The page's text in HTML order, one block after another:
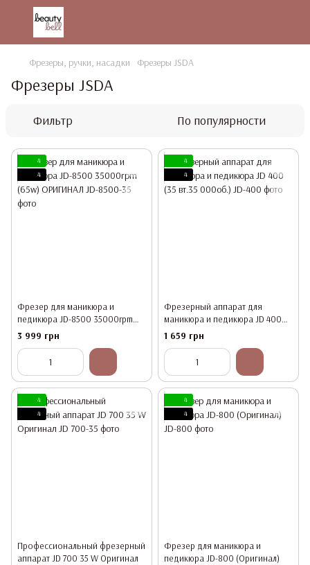
Фрезеры, ручки, насадки Фрезеры JSDA
Фрезеры JSDA
Фильтр По популярности
4
4
Фрезер для маникюра и
педикюра JD-8500 35000rpm
(65w) ОРИГИНАЛ
3 999 грн
4
4
Фрезерный аппарат для
маникюра и педикюра JD 400
(35 вт.35 000об.)
1 659 грн
4
4
Профессиональный фрезерный
аппарат JD 700 35 W Оригинал
4
4
Фрезер для маникюра и
педикюра JD-800 (Оригинал)